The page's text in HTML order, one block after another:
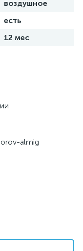
воздушное
есть
12 мес
almig